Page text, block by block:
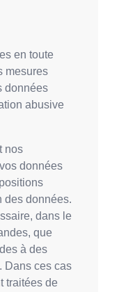
en toute
mesures
données
abusive
nos
données
des données.
dans le
que
à des
Dans ces cas
traitées de